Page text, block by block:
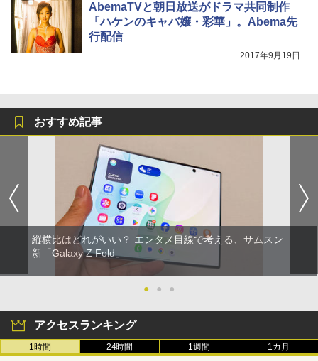
AbemaTVと朝日放送がドラマ共同制作
「ハケンのキャバ嬢・彩華」。Abema先
行配信
2017年9月19日
おすすめ記事
縦横比はどれがいい？ エンタメ目線で考える、サムスン
新「Galaxy Z Fold」
● ● ●
アクセスランキング
1時間 24時間 1週間 1カ月